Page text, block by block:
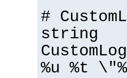
#
string
%u %t